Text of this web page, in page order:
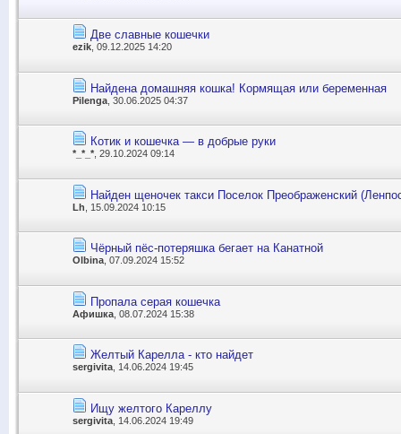
Две славные кошечки
ezik , 09.12.2025 14:20
Найдена домашняя кошка! Кормящая или беременная
Pilenga , 30.06.2025 04:37
Котик и кошечка — в добрые руки
*_*_* , 29.10.2024 09:14
Найден щеночек такси Поселок Преображенский
Lh , 15.09.2024 10:15
Чёрный пёс-потеряшка бегает на Канатной
Olbina , 07.09.2024 15:52
Пропала серая кошечка
Афишка , 08.07.2024 15:38
Желтый Карелла - кто найдет
sergivita , 14.06.2024 19:45
Ищу желтого Кареллу
sergivita , 14.06.2024 19:49